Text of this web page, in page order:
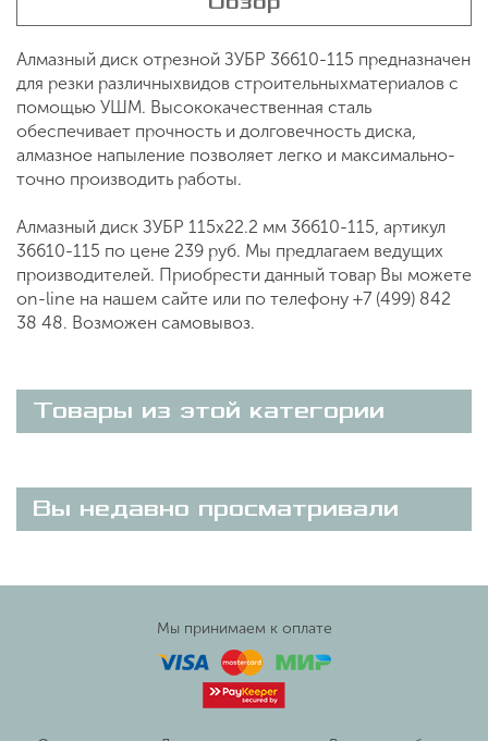
Алмазный диск отрезной ЗУБР 36610-115 предназначен
для резки различныхвидов строительныхматериалов с
помощью УШМ. Высококачественная сталь
обеспечивает прочность и долговечность диска,
алмазное напыление позволяет легко и максимально-
точно производить работы.
Алмазный диск ЗУБР 115х22.2 мм 36610-115, артикул
36610-115 по цене 239 руб. Мы предлагаем ведущих
производителей. Приобрести данный товар Вы можете
on-line на нашем сайте или по телефону +7 (499) 842
38 48. Возможен самовывоз.
Товары из этой категории
Вы недавно просматривали
Мы принимаем к оплате